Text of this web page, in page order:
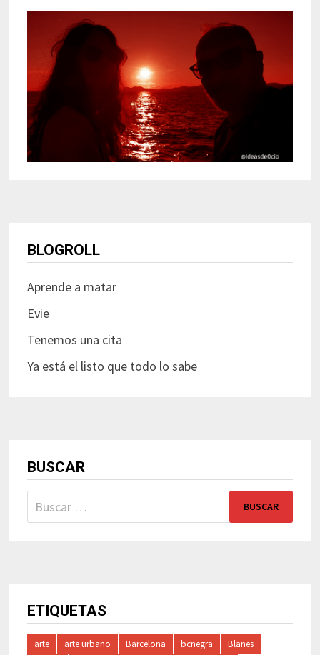
BLOGROLL
Aprende a matar
Evie
Tenemos una cita
Ya está el listo que todo lo sabe
BUSCAR
Buscar:
ETIQUETAS
arte arte urbano Barcelona bcnegra Blanes